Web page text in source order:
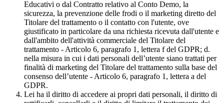
Educativi o dal Contratto relativo al Conto Demo, la
sicurezza, la prevenzione delle frodi o il marketing diretto del
Titolare del trattamento o il contatto con l'utente, ove
giustificato in particolare da una richiesta ricevuta dall'utente e
dall'ambito dell'attività commerciale del Titolare del
trattamento - Articolo 6, paragrafo 1, lettera f del GDPR; d.
nella misura in cui i dati personali dell’utente siano trattati per
finalità di marketing del Titolare del trattamento sulla base del
consenso dell’utente - Articolo 6, paragrafo 1, lettera a del
GDPR.
Lei ha il diritto di accedere ai propri dati personali, il diritto di